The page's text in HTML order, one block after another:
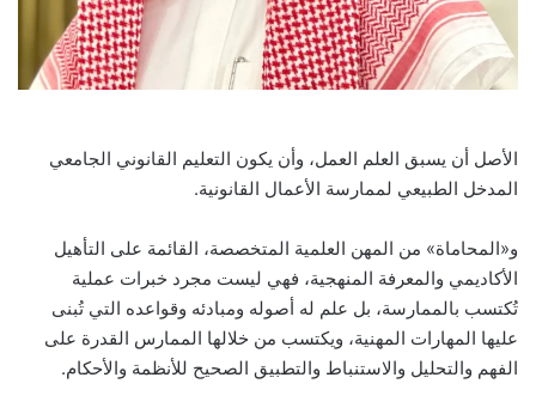
الأصل أن يسبق العلم العمل، وأن يكون التعليم القانوني الجامعي
المدخل الطبيعي لممارسة الأعمال القانونية.
و«المحاماة» من المهن العلمية المتخصصة، القائمة على التأهيل
الأكاديمي والمعرفة المنهجية، فهي ليست مجرد خبرات عملية
تُكتسب بالممارسة، بل علم له أصوله ومبادئه وقواعده التي تُبنى
عليها المهارات المهنية، ويكتسب من خلالها الممارس القدرة على
الفهم والتحليل والاستنباط والتطبيق الصحيح للأنظمة والأحكام.